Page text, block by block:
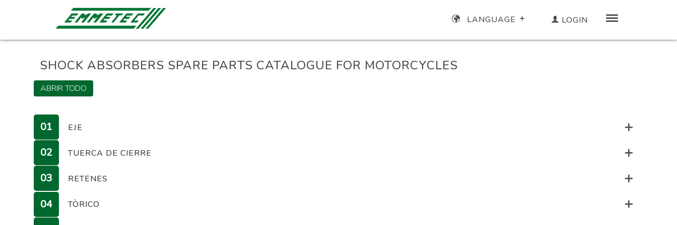
LANGUAGE LOGIN
SHOCK ABSORBERS SPARE PARTS CATALOGUE FOR MOTORCYCLES
ABRIR TODO
01 EJE
01
01
02 TUERCA DE CIERRE
02 TUERCA PLANA A-E
03 RETENES
04 TÒRICO